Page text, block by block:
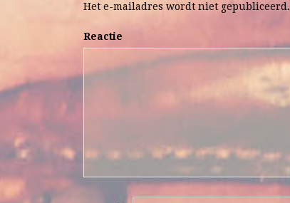
Het e-mailadres wordt niet gepubliceerd.
Reactie